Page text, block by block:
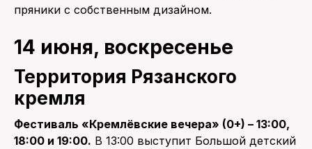
пряники с собственным дизайном.
14 июня, воскресенье
Территория Рязанского
кремля
Фестиваль «Кремлёвские вечера» (0+) – 13:00,
18:00 и 19:00. В 13:00 выступит Большой детский